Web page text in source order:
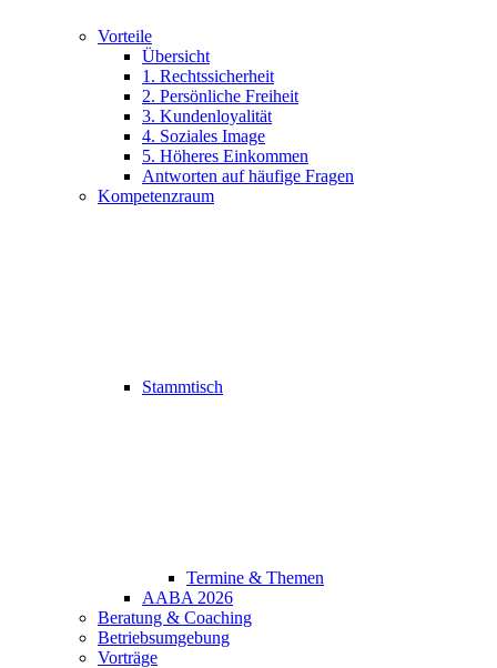
Vorteile
Übersicht
1. Rechtssicherheit
2. Persönliche Freiheit
3. Kundenloyalität
4. Soziales Image
5. Höheres Einkommen
Antworten auf häufige Fragen
Kompetenzraum
Stammtisch
Termine & Themen
AABA 2026
Beratung & Coaching
Betriebsumgebung
Vorträge